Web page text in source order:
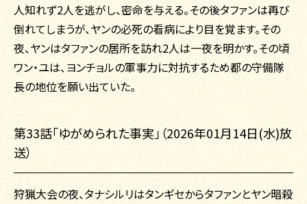
人知れず2人を逃がし、密命を与える。その後タファンは再び
倒れてしまうが、ヤンの必死の看病により目を覚ます。その
夜、ヤンはタファンの居所を訪れ2人は一夜を明かす。その頃
ワン・ユは、ヨンチョルの軍事力に対抗するため都の守備隊
長の地位を願い出ていた。
第33話「ゆがめられた事実」（2026年01月14日(水)放
送）
狩猟大会の夜、タナシルリはタンギセからタファンとヤン暗殺